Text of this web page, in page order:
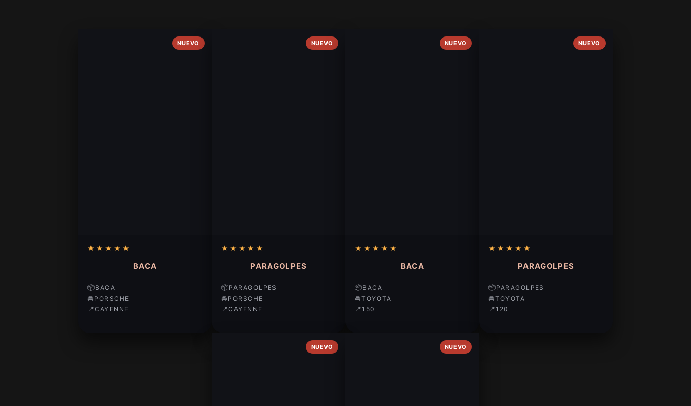
NUEVO
★ ★ ★ ★ ★
BACA
📦BACA
🚘 PORSCHE
📍CAYENNE
NUEVO
★ ★ ★ ★ ★
PARAGOLPES
📦PARAGOLPES
🚘 PORSCHE
📍CAYENNE
NUEVO
★ ★ ★ ★ ★
BACA
📦BACA
🚘TOYOTA
📍150
NUEVO
★ ★ ★ ★ ★
PARAGOLPES
📦PARAGOLPES
🚘TOYOTA
📍120
NUEVO NUEVO